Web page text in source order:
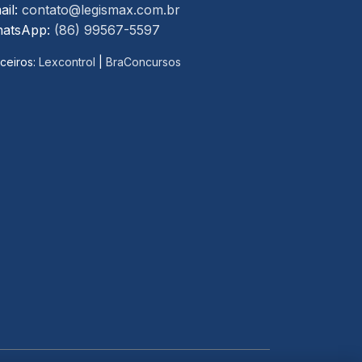
contato@legismax.com.br
(86) 99567-5597
Lexcontrol BraConcursos